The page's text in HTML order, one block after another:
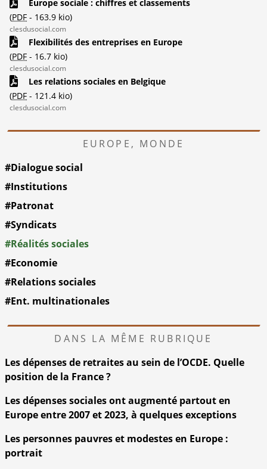
Europe sociale : chiffres et classements
(PDF - 163.9 kio)
clesdusocial.com
Flexibilités des entreprises en Europe
(PDF - 16.7 kio)
clesdusocial.com
Les relations sociales en Belgique
(PDF - 121.4 kio)
clesdusocial.com
EUROPE, MONDE
#Dialogue social
#Institutions
#Patronat
#Syndicats
#Réalités sociales
#Economie
#Relations sociales
#Ent. multinationales
DANS LA MÊME RUBRIQUE
Les dépenses de retraites au sein de l’OCDE. Quelle
position de la France ?
Les dépenses sociales ont augmenté partout en
Europe entre 2007 et 2023, à quelques exceptions
Les personnes pauvres et modestes en Europe :
portrait